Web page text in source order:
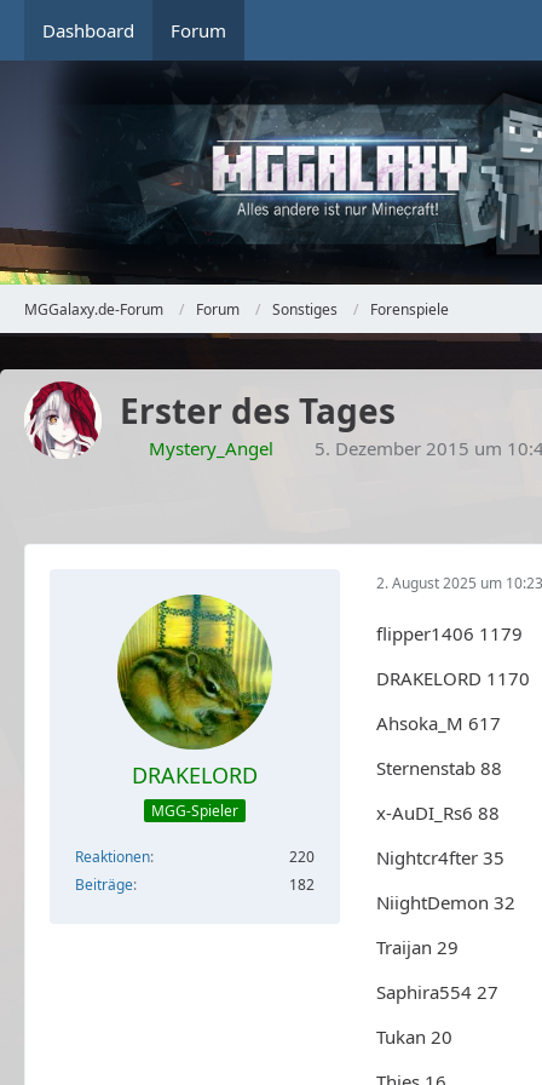
Dashboard Forum
MGGalaxy.de-Forum Forum Sonstiges Forenspiele
Erster des Tages
Mystery_Angel 5. Dezember 2015 um
DRAKELORD
MGG-Spieler
Reaktionen
220
Beiträge
182
2. August 2025 um 10:23
flipper1406 1179
DRAKELORD 1170
Ahsoka_M 617
Sternenstab 88
x-AuDI_Rs6 88
Nightcr4fter 35
NiightDemon 32
Traijan 29
Saphira554 27
Tukan 20